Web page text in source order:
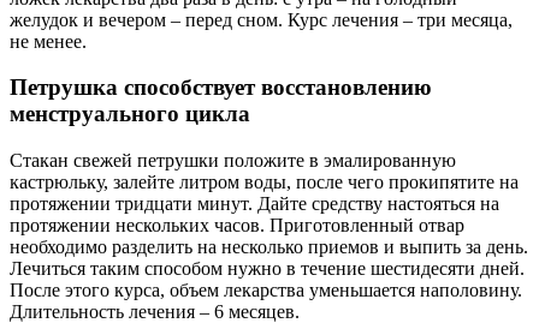
желудок и вечером – перед сном. Курс лечения – три месяца,
не менее.
Петрушка способствует восстановлению
менструального цикла
Стакан свежей петрушки положите в эмалированную
кастрюльку, залейте литром воды, после чего прокипятите на
протяжении тридцати минут. Дайте средству настояться на
протяжении нескольких часов. Приготовленный отвар
необходимо разделить на несколько приемов и выпить за день.
Лечиться таким способом нужно в течение шестидесяти дней.
После этого курса, объем лекарства уменьшается наполовину.
Длительность лечения – 6 месяцев.